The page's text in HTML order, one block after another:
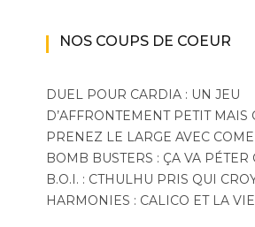
NOS COUPS DE COEUR
DUEL POUR CARDIA : UN JEU
D’AFFRONTEMENT PETIT MAIS
PRENEZ LE LARGE AVEC
BOMB BUSTERS : ÇA VA PÉTER
B.O.I. : CTHULHU PRIS QUI
HARMONIES : CALICO ET LA